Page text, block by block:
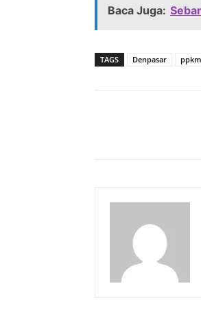
Baca Juga:
TAGS Denpasar